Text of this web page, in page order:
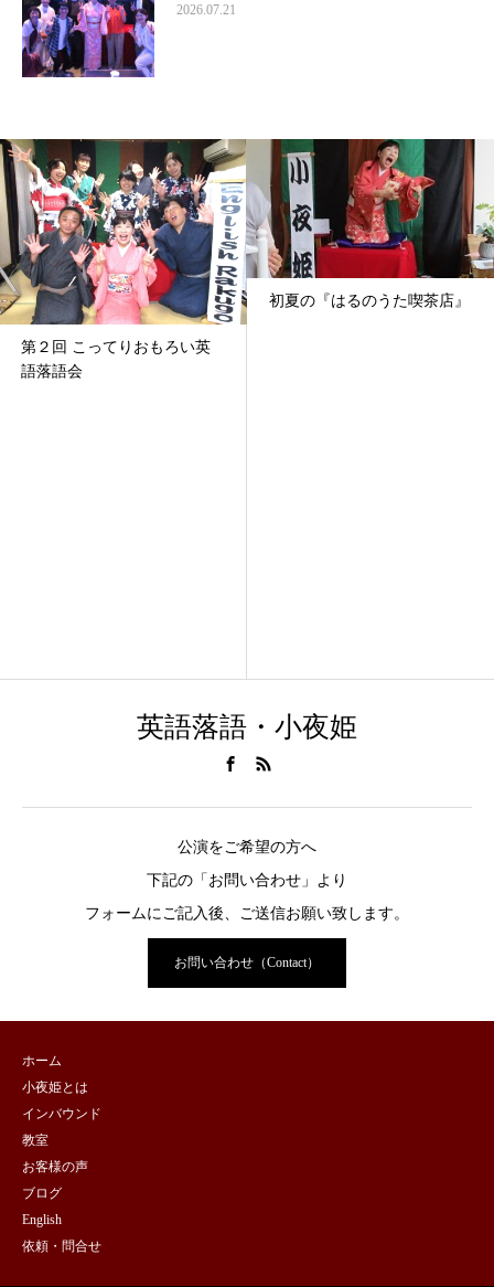
2026.07.21
第２回 こってりおもろい英
語落語会
初夏の『はるのうた喫茶店』
英語落語・小夜姫
公演をご希望の方へ
下記の「お問い合わせ」より
フォームにご記入後、ご送信お願い致します。
お問い合わせ（Contact）
ホーム
小夜姫とは
インバウンド
教室
お客様の声
ブログ
English
依頼・問合せ